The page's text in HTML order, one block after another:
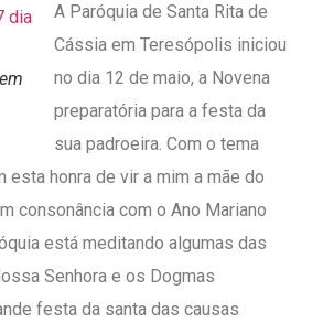
A Paróquia de Santa Rita de
Cássia em Teresópolis iniciou
no dia 12 de maio, a Novena
preparatória para a festa da
sua padroeira. Com o tema
esta honra de vir a mim a mãe do
consonância com o Ano Mariano
está meditando algumas das
Senhora e os Dogmas
festa da santa das causas